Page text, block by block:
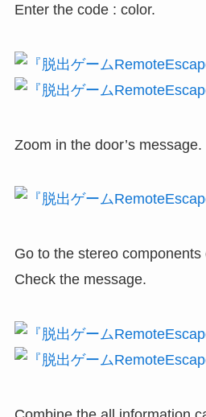
Enter the code : color.
Zoom in the door’s message.
Go to the stereo components
Check the message.